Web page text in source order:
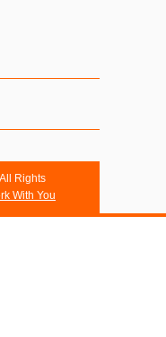
Rights
With You